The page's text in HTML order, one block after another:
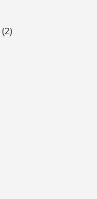
(2)